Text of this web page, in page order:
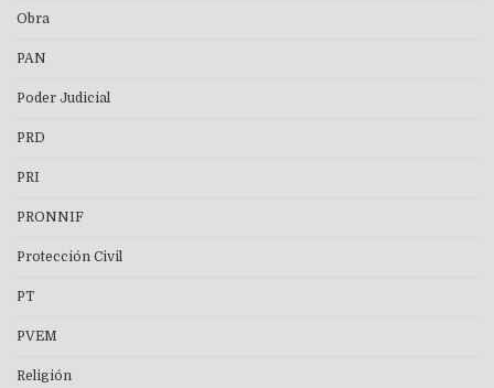
Obra
PAN
Poder Judicial
PRD
PRI
PRONNIF
Protección Civil
PT
PVEM
Religión